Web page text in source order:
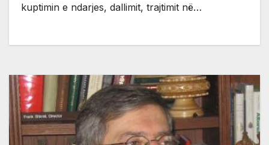
kuptimin e ndarjes, dallimit, trajtimit në…